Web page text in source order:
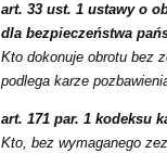
art. 33 ust. 1 ustawy o
dla bezpieczeństwa
Kto dokonuje obrotu bez
podlega karze
art. 171 par. 1 kodeksu
Kto, bez wymaganego